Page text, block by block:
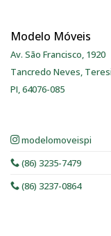
Modelo Móveis
Av. São Francisco, 1920
Tancredo Neves,
PI, 64076-085
modelomoveispi
(86) 3235-7479
(86) 3237-0864